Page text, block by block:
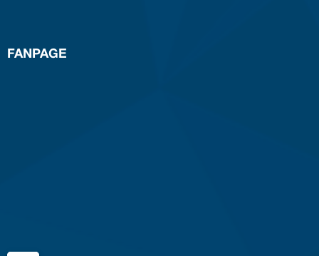
FANPAGE